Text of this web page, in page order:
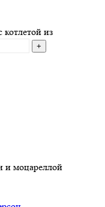
из
и моцареллой